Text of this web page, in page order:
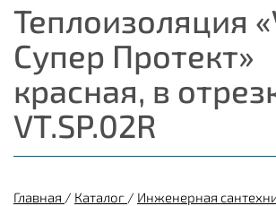
Теплоизоляция
Супер Протект»
красная, в
VT.SP.02R
Главная / Каталог / Инженерная